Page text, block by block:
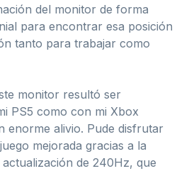
del monitor de forma
para encontrar esa posición
tanto para trabajar como
monitor resultó ser
PS5 como con mi Xbox
enorme alivio. Pude disfrutar
mejorada gracias a la
de 240Hz, que